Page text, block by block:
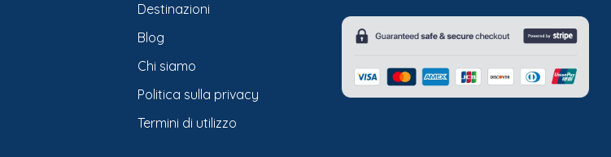
Destinazioni
Blog
Chi siamo
Politica sulla privacy
Termini di utilizzo